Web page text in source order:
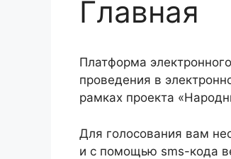
Главная
Платформа
проведения в
рамках проекта
Для голосования вам
и с помощью sms-кода